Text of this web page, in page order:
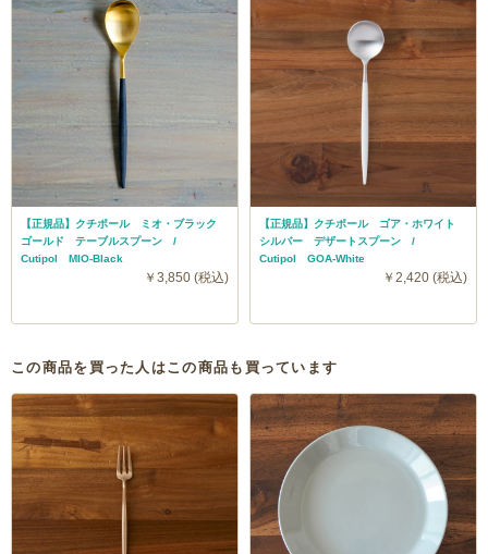
【正規品】クチポール ミオ・ブラック
ゴールド テーブルスプーン /
Cutipol MIO-Black
￥3,850 (税込)
【正規品】クチポール ゴア・ホワイト
シルバー デザートスプーン /
Cutipol GOA-White
￥2,420 (税込)
この商品を買った人はこの商品も買っています